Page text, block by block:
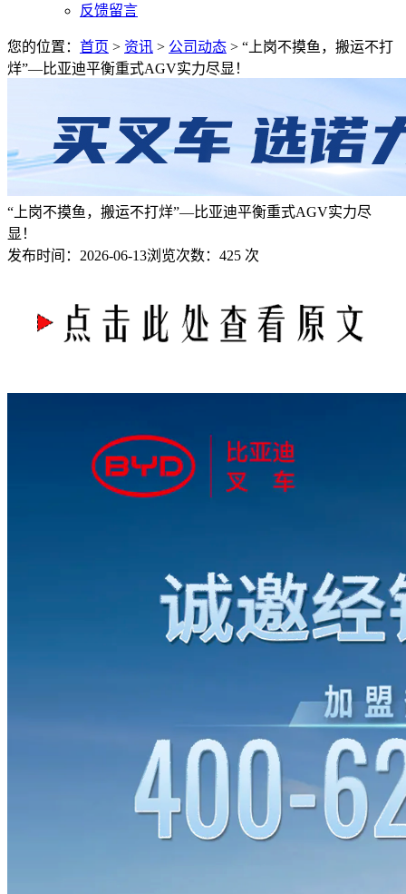
反馈留言
您的位置： 首页 > 资讯 > 公司动态 > “上岗不摸鱼，搬运不打
烊”—比亚迪平衡重式AGV实力尽显！
“上岗不摸鱼，搬运不打烊”—比亚迪平衡重式AGV实力尽
显！
发布时间： 2026-06-13浏览次数： 425 次